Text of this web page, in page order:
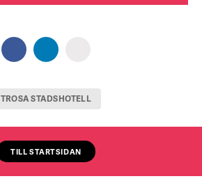
TROSA STADSHOTELL
TILL STARTSIDAN